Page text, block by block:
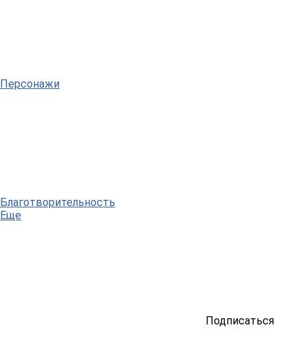
Персонажи
Благотворительность
Еще
Подписаться